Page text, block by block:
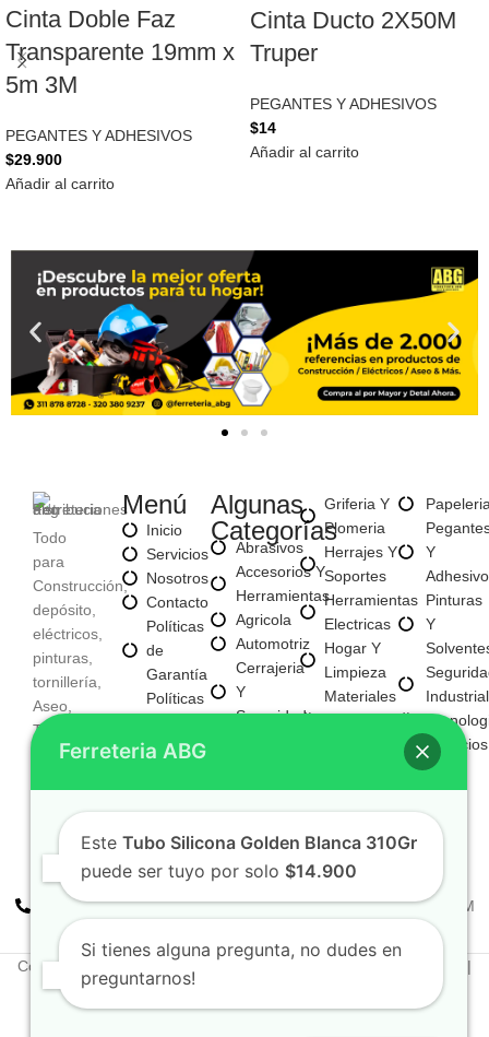
Cinta Doble Faz
Transparente 19mm x
5m 3M
PEGANTES Y ADHESIVOS
$29.900
Añadir al carrito
Cinta Ducto 2X50M
Truper
PEGANTES Y ADHESIVOS
$14
Añadir al carrito
Todo
para
Construcción,
depósito,
eléctricos,
pinturas,
tornillería,
Aseo,
Tecnología,
entre
Menú
Inicio
Servicios
Nosotros
Contacto
Políticas
de
Garantía
Políticas
Privacidad
Algunas
Categorías
Abrasivos
Accesorios Y
Herramientas
Agricola
Automotriz
Cerrajeria
Y
Seguridad
Iluminacion
Fijaciones
Y
Tornilleria
Griferia Y
Plomeria
Herrajes Y
Soportes
Herramientas
Electricas
Hogar Y
Limpieza
Materiales
Para
Construccion
Mayorista
De Negocio
Nuevo
Y
Pinturas
Y
Industrial
Servicios
+57 310 2938411
FERREPINTURASABG123@GMAIL.COM
Copyright © 2025. Todos los derechos reservados Ferreteriaabg |
Política de privacidad
Elaborado porNaotechdigital
Ferreteria ABG
Este Tubo Silicona Golden Blanca 310Gr
puede ser tuyo por solo $14.900
Si tienes alguna pregunta, no dudes en
preguntarnos!